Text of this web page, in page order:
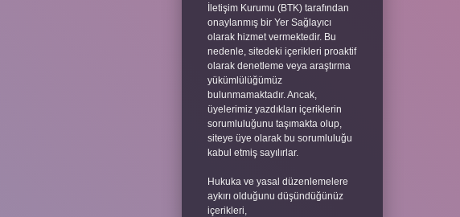
İletişim Kurumu (BTK) tarafından
onaylanmış bir Yer Sağlayıcı
olarak hizmet vermektedir. Bu
nedenle, sitedeki içerikleri proaktif
olarak denetleme veya araştırma
yükümlülüğümüz
bulunmamaktadır. Ancak,
üyelerimiz yazdıkları içeriklerin
sorumluluğunu taşımakta olup,
siteye üye olarak bu sorumluluğu
kabul etmiş sayılırlar.
Hukuka ve yasal düzenlemelere
aykırı olduğunu düşündüğünüz
içerikleri,